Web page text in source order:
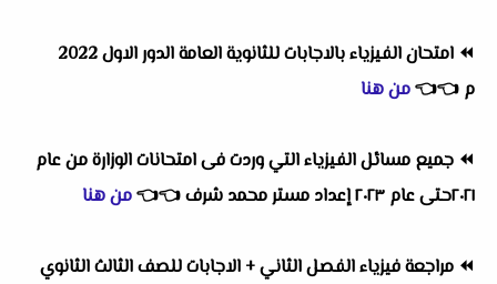
⏪
امتحان الفيزياء بالاجابات للثانوية العامة الدور الاول 2022
م 👈
👈من هنا
⏪ جميع مسائل الفيزياء التي وردت فى امتحانات الوزارة من عام
٢٠٢١حتى عام ٢٠٢٣ إعداد مستر محمد شرف
👈
👈من هنا
⏪ مراجعة فيزياء الفصل الثاني + الاجابات للصف الثالث الثانوي